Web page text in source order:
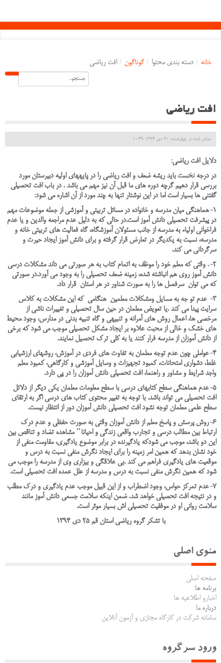
خانه / دسته بندی محتوا / گوناگون / افت ریاضی
افت ریاضی
منتشر شده در چهارشنبه, 30 دی 1394 10:49
دلایل افت ریاضی:
در درجه نخست بايد ريشه ضعف و افت رياضي را در پايههای اولیه دبيرستان مورد
بررسي قرار دهيم گرچه دوره هاي ما قبل آن نيز مهم مي باشد . در باب افت تحصيلي
گفتني ها بسيار است اما در اين نوشتار تنها به چند مورد از آن اشاره مي شود:
1-هماهنگي ميان مدرسه و خانواده در مسائل تربيتي و آموزشي از جمله موضوعات مهم
در پيشرفت تحصيلي دانش آموز است.در حالي که به دليل عدم مراجعه والدين و يا عدم
فراخواني اولياء به مدرسه از جانب مسئولان آموزشگاه، گاه فعاليت هاي تربيتي خانه و
مدرسه، نسبت به يکديگر در تعارض قرار گرفته و براي دانش آموز ايجاد حيرت و
سرگرداني مي کند.
2-. وقتي که معلم خود را موظف به اتمام کتاب به هر صورتي مي داند مشکلات درسي
دانش آموز روي هم انباشته شده، زمينه ضعف تحصيلي را به وجود مي آورد.در صورتی
که می توان سرفصل ها را به صورت شناور در هر استان قرار داد.
3- عدم تو جه به مسایل ومشکلات معلمین هنگامی که این مشکلات به کلاس
سرایت پیدا می کند .یا تعويض معلمان در حين سال تحصيلي و تغييرات ناشي از
مرخصي ها، اعمال روش هاي آمرانه و تنبيهي و گاه تنبيه بدني در مدارس، وجود محيط
هاي خشک و خالي از محبت علاوه بر ايجاد مشکل تحصيلي موجب مي شود که برخي
از دانش آموزان از مدرسه فرار کنند يا به کلي ترک تحصيل نمايند.
4-عواملي چون عدم توجه معلمان به تفاوت هاي فردي در آموزش، روشهاي ارزشيابي
غلط، دشواري امتحانات، کمبود تجهيزات و وسايل آموزشي و کارگاهي، کمبود معلم
واجد شرايط و مشاور و راهنما، افت تحصيلي دانش آموزان را در پي دارد.
5-عدم هماهنگي سطح کتابهاي درسي با سطح معلومات معلمان يکي ديگر از دلائل
افت تحصيلي مي تواند باشد. با توجه به تغيير محتوي کتاب هاي درسي اگر به ارتقاي
سطح علمي معلمان توجه نشود افت تحصيلي دانش آموزان دور از انتظار نيست.
6-روش پرسش و پاسخ معلم از دانش آموزان وقتي به صورت حفظي و عدم درک
ارتباط بين مطالب درسي و تجارب واقعي زندگي و احيانا" مشاهده تضاد و تناقص بين
اين دو باشد، موجب مي شودکه يادگيرنده در برابر موضوع يادگيري، مقاومت منفي از
خود نشان بدهد که همين امر زمينه را براي ايجاد نگرش منفي نسبت به درس و
موقعيت هاي يادگيري فراهم مي کند .بي علاقگي و بيزاري وي از مدرسه را موجب مي
شود که همين نگرش منفي نسبت به درس و مدرسه از علل عمده افت تحصيلي است.
7-عدم تمرکز حواس، وجود اضطراب و از اين قبيل موجب عدم يادگيري و درک مطلب
و در نتيجه افت تحصيلي خواهد شد. ضمن اينکه سلامت جسمي دانش آموز مانند
سلامت رواني او در موفقيت تحصيلي اش بسيار موثر است.
با تشکر گروه ریاضی استان قم 25 دی 1394
منوی اصلی
صفحه اصلی
برنامه ها
اخبارو اطلاعیه ها
درباره ما
سامانه شرکت در کارگاه مجازی و آزمون آنلاین
ورود سرگروه